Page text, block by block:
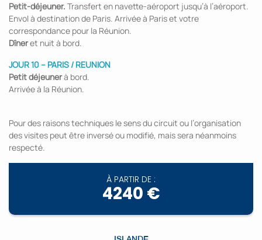
Petit-déjeuner. Transfert en navette-aéroport jusqu’à l’aéroport.
Envol à destination de Paris. Arrivée à Paris et votre
correspondance pour la Réunion.
Dîneret nuit à bord.
JOUR 10 – PARIS / REUNION
Petit déjeunerà bord.
Arrivée à la Réunion.
Pour des raisons techniques le sens du circuit ou l’organisation
des visites peut être inversé ou modifié, mais sera néanmoins
respecté.
À PARTIR DE :
4240 €